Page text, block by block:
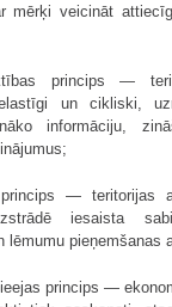
mērķi veicināt
princips —
elastīgi un cikliski,
informāciju,
— teritorijas
iesaista
lēmumu pieņemšanas
princips —